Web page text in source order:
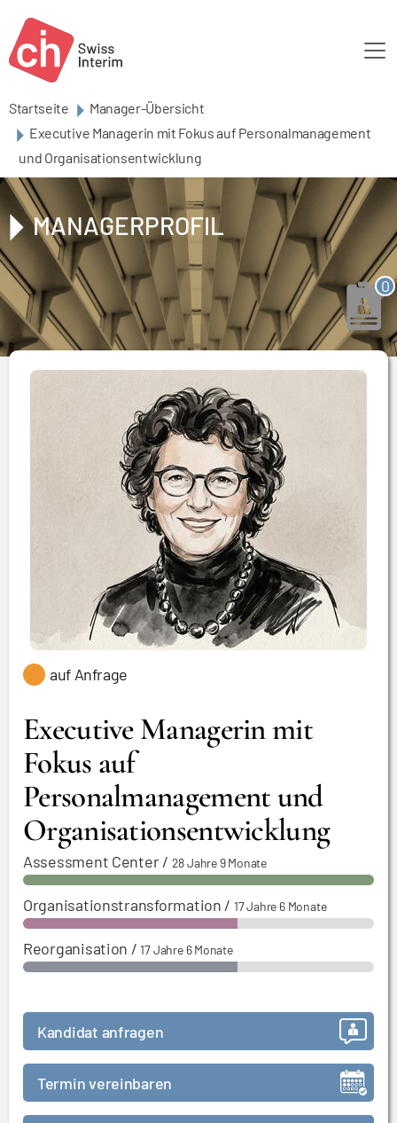
Startseite
Manager-Übersicht
Executive Managerin mit Fokus auf Personalmanagement
und Organisationsentwicklung
MANAGERPROFIL
0
auf Anfrage
Executive Managerin mit
Fokus auf
Personalmanagement und
Organisationsentwicklung
Assessment Center/ 28 Jahre 9 Monate
Organisationstransformation / 17 Jahre 6 Monate
Reorganisation /17 Jahre 6 Monate
Kandidat anfragen
Termin vereinbaren